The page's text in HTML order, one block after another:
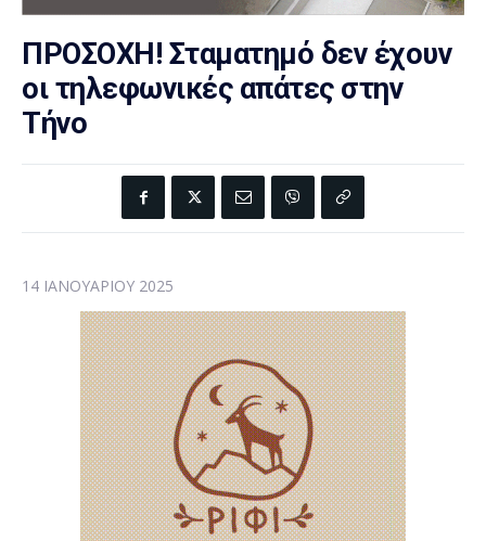
ΠΡΟΣΟΧΗ! Σταματημό δεν έχουν
οι τηλεφωνικές απάτες στην
Τήνο
14 ΙΑΝΟΥΑΡΊΟΥ 2025